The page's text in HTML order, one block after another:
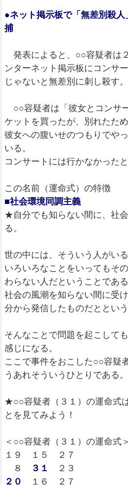
●ネット掲示板で「無差別殺
捕
発表によると、○○容疑者は
ンターネット掲示板にコンサ
じゃないと無差別に刺し殺す。
○○容疑者は「彼女とコンサ
ケットを買ったが、別れたた
彼女への腹いせのつもりでや
いる。
コンサートには行かなかったと
この名前（運命式）の特徴
■社会環境同調主義
★自分でも知らない間に、社
る。
世の中には、そういう人がいる
いろいろなことをいってもそ
わらない人だということである
社会の風潮を知らない間に受
分から発信したものだとという
そんなことで問題を起こして
感じになる。
ここで事件をおこした○○容疑
うあれそういうひとりである。
★○○容疑者（３１）の運命式
とを見てみよう！
＜○○容疑者（３１）の運命式＞
１９ １５ ２７
８
３１
２３
２０
１６ ２７